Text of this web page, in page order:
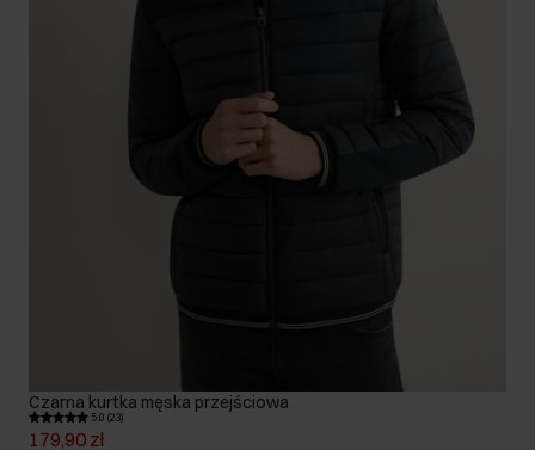
Czarna kurtka męska przejściowa
5.0 (23)
179,90 zł